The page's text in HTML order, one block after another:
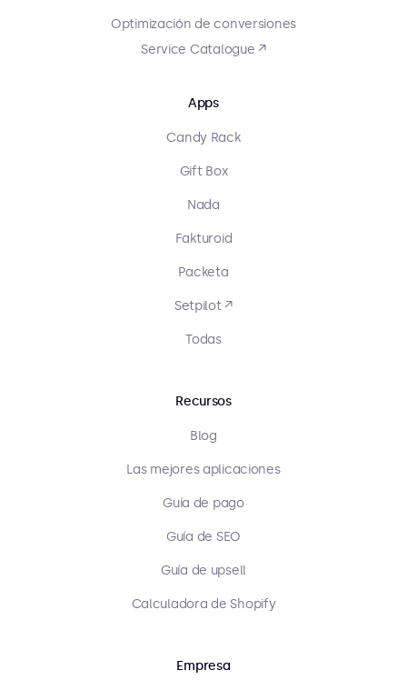
Optimización de conversiones
Service Catalogue ↗
Apps
Candy Rack
Gift Box
Nada
Fakturoid
Packeta
Setpilot ↗
Todas
Recursos
Blog
Las mejores aplicaciones
Guía de pago
Guía de SEO
Guía de upsell
Calculadora de Shopify
Empresa